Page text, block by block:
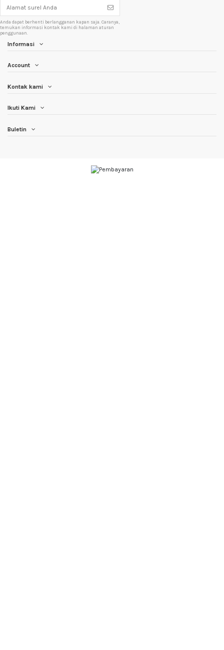
Anda dapat berhenti berlangganan kapan saja. Caranya,
temukan informasi kontak kami di halaman aturan
penggunaan.
Informasi
Account
Kontak kami
Ikuti Kami
Buletin